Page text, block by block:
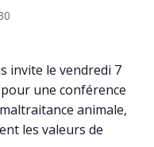
invite le vendredi 7
pour une conférence
animale,
les valeurs de